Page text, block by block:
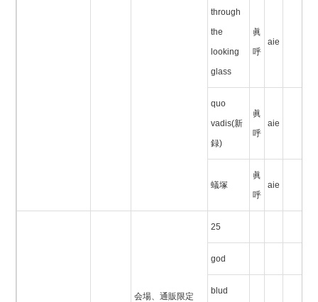
through
the
looking
glass
眞
呼
aie
quo
vadis(新
録)
眞
呼
aie
蟻塚
眞
呼
aie
会場、通販限定
25
god
blud